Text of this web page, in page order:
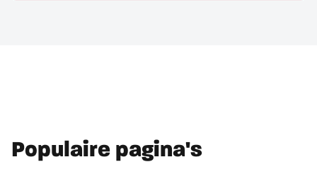
Populaire pagina's